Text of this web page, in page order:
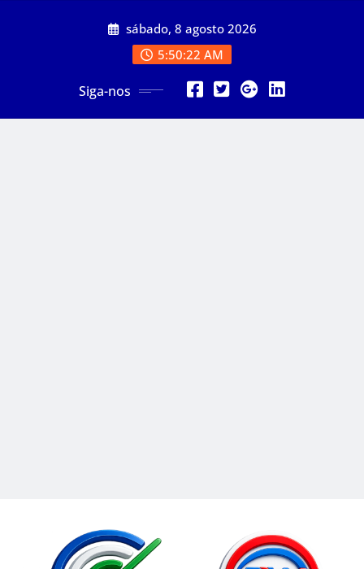
sábado, 8 agosto 2026
5:50:24 AM
Siga-nos